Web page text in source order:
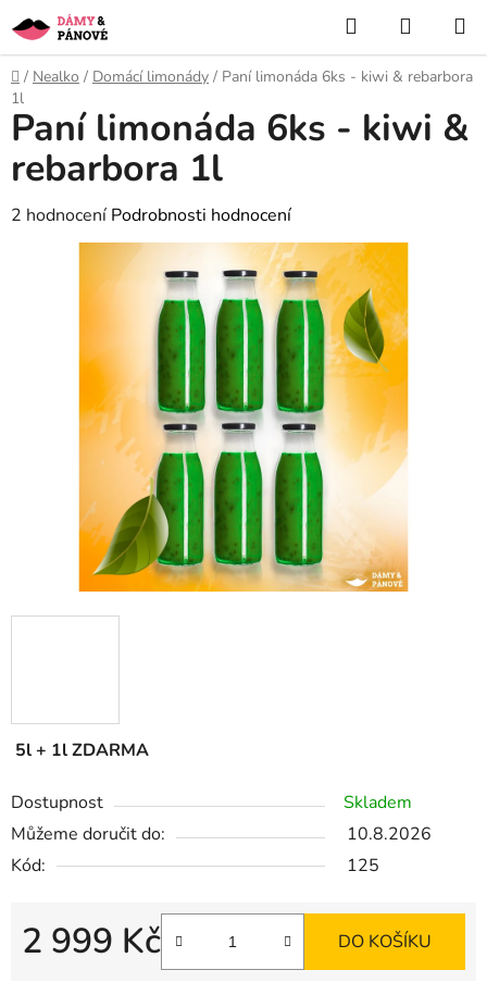
na
obsah
Hledat
KOŠÍK
Domů
/ Nealko / Domácí limonády / Paní limonáda 6ks - kiwi & rebarbora
1l
5l + 1l ZDARMA
Dostupnost
Skladem
Můžeme doručit do:
10.8.2026
Kód:
125
2 999 Kč DO KOŠÍKU
Paní limonáda 6ks - kiwi &
rebarbora 1l
Průměrné
hodnocení
hvězdiček.
2 hodnocení Podrobnosti hodnocení